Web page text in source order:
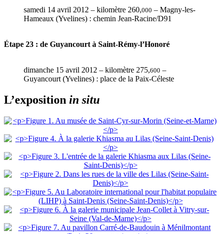
samedi 14 avril 2012 – kilomètre 260,000 – Magny-les-
Hameaux (Yvelines) : chemin Jean-Racine/D91
Étape 23 : de Guyancourt à Saint-Rémy-l’Honoré
dimanche 15 avril 2012 – kilomètre 275,600 –
Guyancourt (Yvelines) : place de la Paix-Céleste
L’exposition in situ